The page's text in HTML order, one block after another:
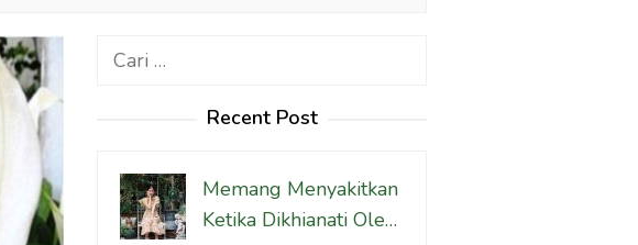
Cari
Recent Post
Memang Menyakitkan
Ketika Dikhianati Ole…